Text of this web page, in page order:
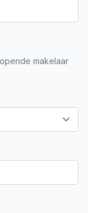
makelaar